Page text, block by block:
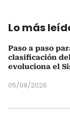
Lo más
Paso a paso
clasificación
evoluciona el
05/08/2026